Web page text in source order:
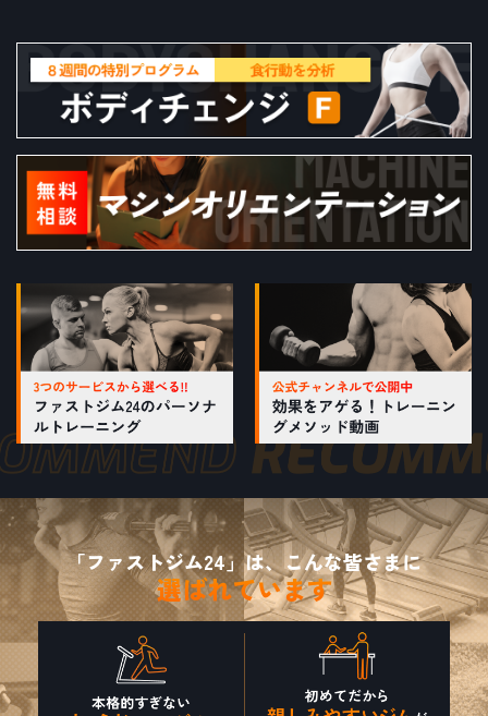
「ファストジム24」は、こんな皆さまに
選ばれています